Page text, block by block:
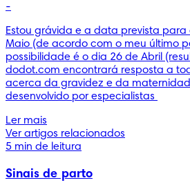
-
Estou grávida e a data prevista
Maio (de acordo com o meu último
possibilidade é o dia 26 de Abril
dodot.com encontrará resposta a
acerca da gravidez e da
desenvolvido por especialistas
Ler mais
Ver artigos relacionados
5 min de leitura
Sinais de parto